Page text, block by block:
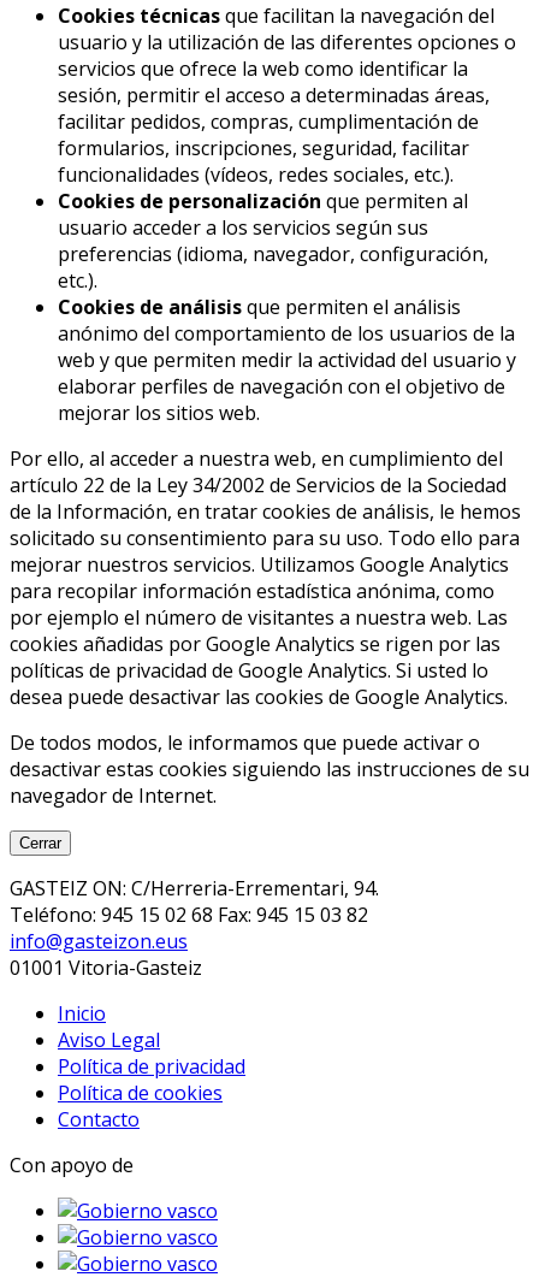
Cookies técnicasque facilitan la navegación del
usuario y la utilización de las diferentes opciones o
servicios que ofrece la web como identificar la
sesión, permitir el acceso a determinadas áreas,
facilitar pedidos, compras, cumplimentación de
formularios, inscripciones, seguridad, facilitar
funcionalidades (vídeos, redes sociales, etc.).
Cookies de personalización que permiten al
usuario acceder a los servicios según sus
preferencias (idioma, navegador, configuración,
etc.).
Cookies de análisisque permiten el análisis
anónimo del comportamiento de los usuarios de la
web y que permiten medir la actividad del usuario y
elaborar perfiles de navegación con el objetivo de
mejorar los sitios web.
Por ello, al acceder a nuestra web, en cumplimiento del
artículo 22 de la Ley 34/2002 de Servicios de la Sociedad
de la Información, en tratar cookies de análisis, le hemos
solicitado su consentimiento para su uso. Todo ello para
mejorar nuestros servicios. Utilizamos Google Analytics
para recopilar información estadística anónima, como
por ejemplo el número de visitantes a nuestra web. Las
cookies añadidas por Google Analytics se rigen por las
políticas de privacidad de Google Analytics. Si usted lo
desea puede desactivar las cookies de Google Analytics.
De todos modos, le informamos que puede activar o
desactivar estas cookies siguiendo las instrucciones de su
navegador de Internet.
Cerrar
GASTEIZ ON: C/Herreria-Errementari, 94.
Teléfono: 945 15 02 68 Fax: 945 15 03 82
info@gasteizon.eus
01001 Vitoria-Gasteiz
Inicio
Aviso Legal
Política de privacidad
Política de cookies
Contacto
Con apoyo de